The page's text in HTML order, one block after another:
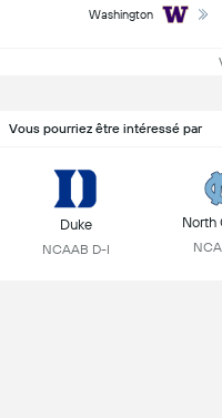
Washington
Vous pourriez être intéressé par
Duke
NCAAB D-I
North